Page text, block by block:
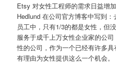
Etsy 对女性工程师的需求日益增
Hedlund 在公司官方博客中写到
员工中，只有1/3的都是女性，但
服务于成千上万女性企业家的公
性的公司，作为一个已经有许多
有理由为女性提供这么一个机会。